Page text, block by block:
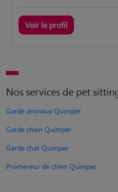
Voir le profil
Nos services de pet
Garde animaux Quimper
Garde chien Quimper
Garde chat Quimper
Promeneur de chien Quimper